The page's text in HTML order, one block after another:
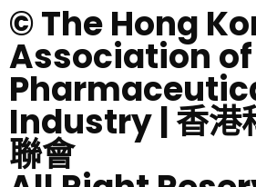
© The Hong
Association
Industry | 香港
聯會